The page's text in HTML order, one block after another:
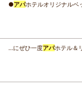
●アパホテルオリジナルベ
…にぜひ一度アパホテル＆